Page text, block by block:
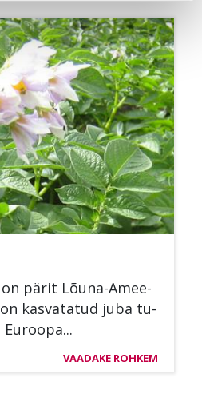
pä­rit Lõu­na-Amee­
kas­va­ta­tud juba tu­
VAADAKE ROHKEM